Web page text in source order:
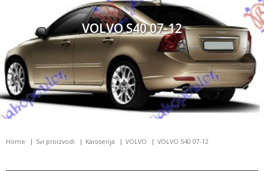
VOLVO S40 07-12
Home Svi proizvodi Karoserija VOLVO VOLVO S40 07-12